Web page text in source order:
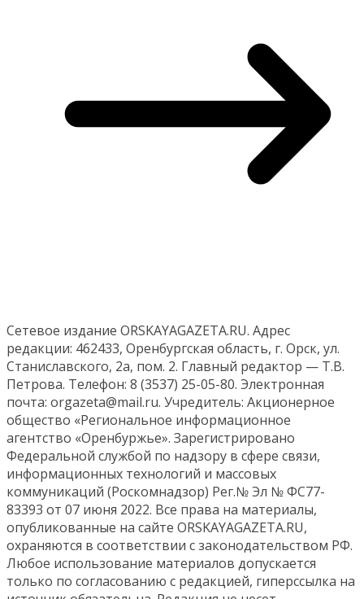
Сетевое издание ORSKAYAGAZETA.RU. Адрес
редакции: 462433, Оренбургская область, г. Орск, ул.
Станиславского, 2а, пом. 2. Главный редактор — Т.В.
Петрова. Телефон: 8 (3537) 25-05-80. Электронная
почта: orgazeta@mail.ru. Учредитель: Акционерное
общество «Региональное информационное
агентство «Оренбуржье». Зарегистрировано
Федеральной службой по надзору в сфере связи,
информационных технологий и массовых
коммуникаций (Роскомнадзор) Рег.№ Эл № ФС77-
83393 от 07 июня 2022. Все права на материалы,
опубликованные на сайте ORSKAYAGAZETA.RU,
охраняются в соответствии с законодательством РФ.
Любое использование материалов допускается
только по согласованию с редакцией, гиперссылка на